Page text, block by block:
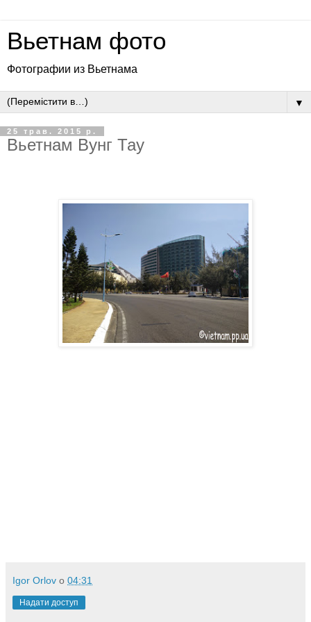
Вьетнам фото
Фотографии из Вьетнама
▼
25 трав. 2015 р.
Вьетнам Вунг Тау
Igor Orlov о 04:31
Надати доступ